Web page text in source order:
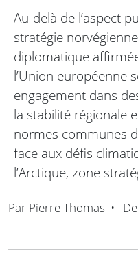
Au-delà de l’aspect
stratégie
diplomatique
l’Union européenne
engagement dans
la stabilité régionale
normes communes
face aux défis
l’Arctique, zone
Par Pierre Thomas •